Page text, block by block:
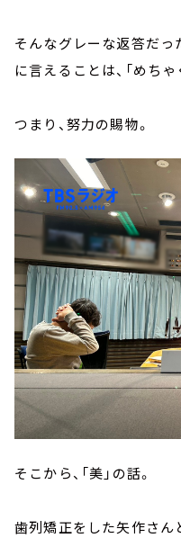
そんなグレーな返答だっ
に言えることは、「めちゃ
つまり、努力の賜物。
そこから、「美」の話。
歯列矯正をした矢作さん